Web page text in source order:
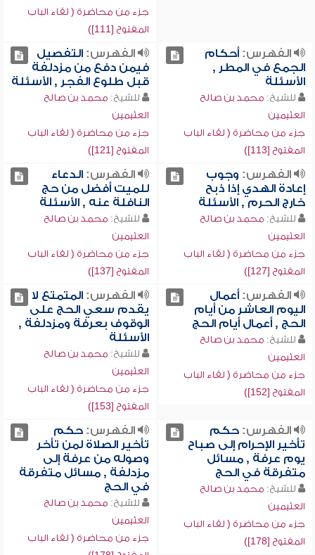
جزء من محاضرة ( لقاء الباب
المفتوح [111])
الفهرس:أحكام
الجمع في المطر ,
الأسئلة
للشيخ: محمد بن صالح
العثيمين
جزء من محاضرة ( لقاء الباب
المفتوح [113])
الفهرس:التفصيل
فيمن دفع من مزدلفة
قبل طلوع الفجر , الأسئلة
للشيخ: محمد بن صالح
العثيمين
جزء من محاضرة ( لقاء الباب
المفتوح [121])
الفهرس: وجوب
إعادة الهدي إذا ذبح
خارج الحرم , الأسئلة
للشيخ: محمد بن صالح
العثيمين
جزء من محاضرة ( لقاء الباب
المفتوح [127])
الفهرس:الدعاء
للميت أفضل من حج
النافلة عنه , الأسئلة
للشيخ: محمد بن صالح
العثيمين
جزء من محاضرة ( لقاء الباب
المفتوح [137])
الفهرس:أعمال
اليوم العاشر من أيام
الحج , أعمال أيام الحج
للشيخ: محمد بن صالح
العثيمين
جزء من محاضرة ( لقاء الباب
المفتوح [152])
الفهرس:المتمتع لا
يقدم سعي الحج على
الوقوف بعرفة ومزدلفة ,
الأسئلة
للشيخ: محمد بن صالح
العثيمين
جزء من محاضرة ( لقاء الباب
المفتوح [153])
الفهرس:حكم
تأخير الإحرام إلى صباح
يوم عرفة , مسائل
متفرقة في الحج
للشيخ: محمد بن صالح
العثيمين
جزء من محاضرة ( لقاء الباب
المفتوح [178])
الفهرس:حكم
تأخير الصلاة لمن تأخر
وصوله من عرفة إلى
مزدلفة , مسائل متفرقة
في الحج
للشيخ: محمد بن صالح
العثيمين
جزء من محاضرة ( لقاء الباب